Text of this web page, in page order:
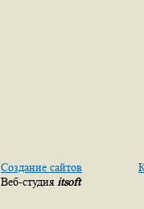
Создание сайтов
Веб-студия itsoft